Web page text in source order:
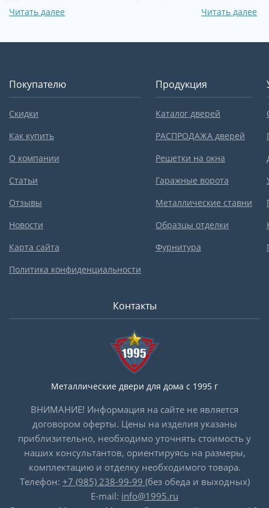
Читать далее
Читать далее
Покупателю
Скидки
Как купить
О компании
Статьи
Отзывы
Новости
Карта сайта
Политика конфиденциальности
Продукция
Каталог дверей
РАСПРОДАЖА дверей
Решетки на окна
Гаражные ворота
Металлические ставни
Образцы отделки
Фурнитура
Контакты
Металлические двери для дома с 1995 г
ВНИМАНИЕ! Информация на сайте не является
договором оферты. Цены на изделия указаны
приблизительно, необходимо уточнять стоимость у
наших консультантов, ориентируясь на размеры,
комплектацию и отделку необходимого товара.
Телефон: +7 (985) 238-99-99 (без обеда и выходных)
E-mail: info@1995.ru